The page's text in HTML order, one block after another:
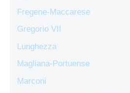
Fregene-Maccarese
Gregorio VII
Lunghezza
Magliana-Portuense
Marconi